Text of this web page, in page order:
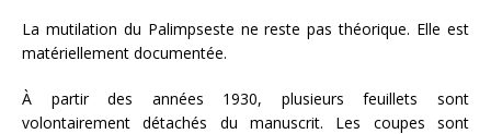
La mutilation du Palimpseste ne reste pas théorique. Elle est
matériellement documentée.
À partir des années 1930, plusieurs feuillets sont
volontairement détachés du manuscrit. Les coupes sont